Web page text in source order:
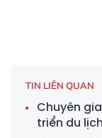
TIN LIÊN QUAN
Chuyên
triển du